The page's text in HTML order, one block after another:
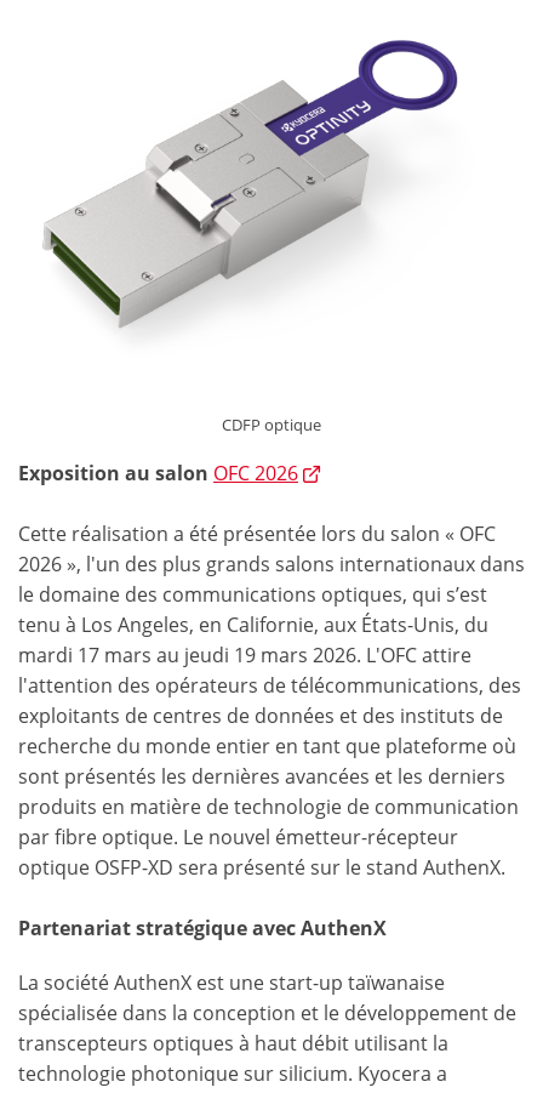
CDFP optique
Exposition au salon OFC 2026
Cette réalisation a été présentée lors du salon « OFC
2026 », l'un des plus grands salons internationaux dans
le domaine des communications optiques, qui s’est
tenu à Los Angeles, en Californie, aux États-Unis, du
mardi 17 mars au jeudi 19 mars 2026. L'OFC attire
l'attention des opérateurs de télécommunications, des
exploitants de centres de données et des instituts de
recherche du monde entier en tant que plateforme où
sont présentés les dernières avancées et les derniers
produits en matière de technologie de communication
par fibre optique. Le nouvel émetteur-récepteur
optique OSFP-XD sera présenté sur le stand AuthenX.
Partenariat stratégique avec AuthenX
La société AuthenX est une start-up taïwanaise
spécialisée dans la conception et le développement de
transcepteurs optiques à haut débit utilisant la
technologie photonique sur silicium. Kyocera a